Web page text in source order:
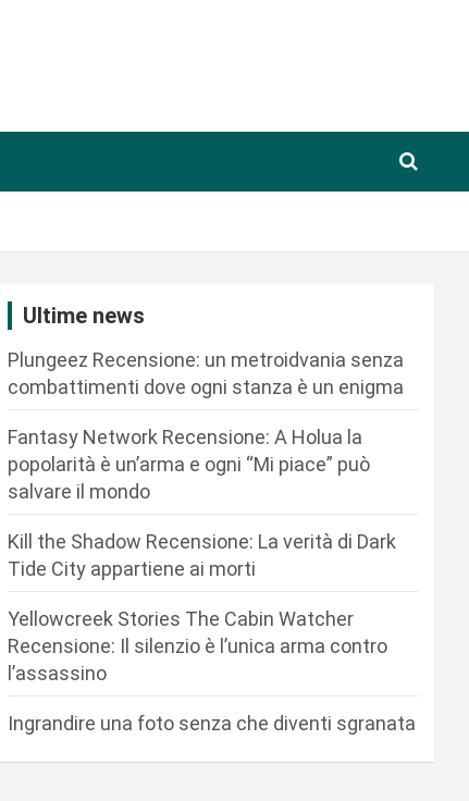
Ultime news
Plungeez Recensione: un metroidvania senza
combattimenti dove ogni stanza è un enigma
Fantasy Network Recensione: A Holua la
popolarità è un’arma e ogni “Mi piace” può
salvare il mondo
Kill the Shadow Recensione: La verità di Dark
Tide City appartiene ai morti
Yellowcreek Stories The Cabin Watcher
Recensione: Il silenzio è l’unica arma contro
l’assassino
Ingrandire una foto senza che diventi sgranata